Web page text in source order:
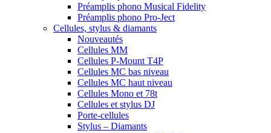
Préamplis phono Musical Fidelity
Préamplis phono Pro-Ject
Cellules, stylus & diamants
Nouveautés
Cellules MM
Cellules P-Mount T4P
Cellules MC bas niveau
Cellules MC haut niveau
Cellules Mono et 78t
Cellules et stylus DJ
Porte-cellules
Stylus – Diamants